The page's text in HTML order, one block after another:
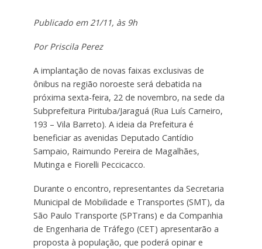
Publicado em 21/11, às 9h
Por Priscila Perez
A implantação de novas faixas exclusivas de
ônibus na região noroeste será debatida na
próxima sexta-feira, 22 de novembro, na sede da
Subprefeitura Pirituba/Jaraguá (Rua Luís Carneiro,
193 – Vila Barreto). A ideia da Prefeitura é
beneficiar as avenidas Deputado Cantídio
Sampaio, Raimundo Pereira de Magalhães,
Mutinga e Fiorelli Peccicacco.
Durante o encontro, representantes da Secretaria
Municipal de Mobilidade e Transportes (SMT), da
São Paulo Transporte (SPTrans) e da Companhia
de Engenharia de Tráfego (CET) apresentarão a
proposta à população, que poderá opinar e